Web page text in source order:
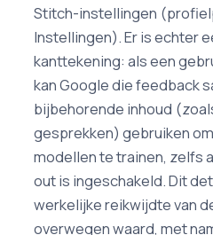
Stitch-instellingen
Instellingen). Er is echter
kanttekening: als een
kan Google die feedback
bijbehorende inhoud
gesprekken) gebruiken
modellen te trainen, zelfs
out is ingeschakeld. Dit
werkelijke reikwijdte van
overwegen waard, met